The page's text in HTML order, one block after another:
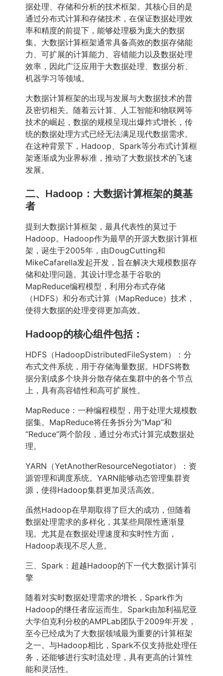
据处理、存储和分析的技术框架。其核心目的是
通过分布式计算和存储技术，在保证数据处理效
率和精度的前提下，能够处理极为庞大的数据
集。大数据计算框架通常具备高效的数据存储能
力、可扩展的计算能力、容错能力以及数据处理
效率，因此广泛应用于大数据处理、数据分析、
机器学习等领域。
大数据计算框架的出现与发展与大数据技术的普
及密切相关。随着云计算、人工智能和物联网等
技术的崛起，数据的规模呈现出爆炸式增长，传
统的数据处理方式已经无法满足现代数据需求。
在这种背景下，Hadoop、Spark等分布式计算框
架逐渐成为业界标准，推动了大数据技术的飞速
发展。
二、Hadoop：大数据计算框架的奠基
者
提到大数据计算框架，最具代表性的莫过于
Hadoop。Hadoop作为最早的开源大数据计算框
架，诞生于2005年，由DougCutting和
MikeCafarella发起开发，旨在解决大规模数据存
储和处理问题。其设计理念基于谷歌的
MapReduce编程模型，利用分布式存储
（HDFS）和分布式计算（MapReduce）技术，
使得大数据的处理变得更加高效。
Hadoop的核心组件包括：
HDFS（HadoopDistributedFileSystem）：分
布式文件系统，用于存储海量数据。HDFS将数
据分割成多个块并分散存储在集群中的各个节点
上，具有高容错性和高可扩展性。
MapReduce：一种编程模型，用于处理大规模数
据集。MapReduce将任务拆分为“Map”和
“Reduce”两个阶段，通过分布式计算完成数据处
理。
YARN（YetAnotherResourceNegotiator）：资
源管理和调度系统。YARN能够动态管理集群资
源，使得Hadoop集群更加灵活高效。
虽然Hadoop在早期取得了巨大的成功，但随着
数据处理需求的多样化，其某些局限性逐渐显
现。尤其是在数据处理速度和实时性方面，
Hadoop表现不尽人意。
三、Spark：超越Hadoop的下一代大数据计算引
擎
随着对实时数据处理需求的增长，Spark作为
Hadoop的继任者应运而生。Spark由加利福尼亚
大学伯克利分校的AMPLab团队于2009年开发，
至今已经成为了大数据领域最为重要的计算框架
之一。与Hadoop相比，Spark不仅支持批处理任
务，还能够进行实时流处理，具有更高的计算性
能和灵活性。